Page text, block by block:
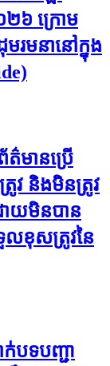
២៦ ក្រោម
រមនានៅក្នុង
ត៌មានប្រើ
វ និងមិនត្រូវ
ោយមិនបាន
ទួលខុសត្រូវនៃ
បទបញ្ជា